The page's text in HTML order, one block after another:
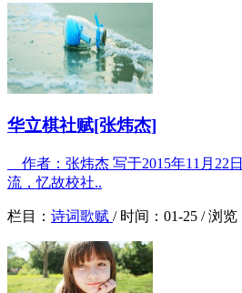
华立棋社赋[张炜杰]
作者：张炜杰 写于2015年11月
流，忆故校社..
栏目： 诗词歌赋 / 时间： 01-25 /浏览